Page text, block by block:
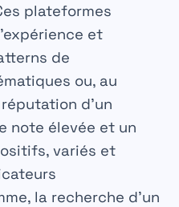
plateformes
et
de
ou, au
d’un
note élevée et un
variés et
la recherche d’un